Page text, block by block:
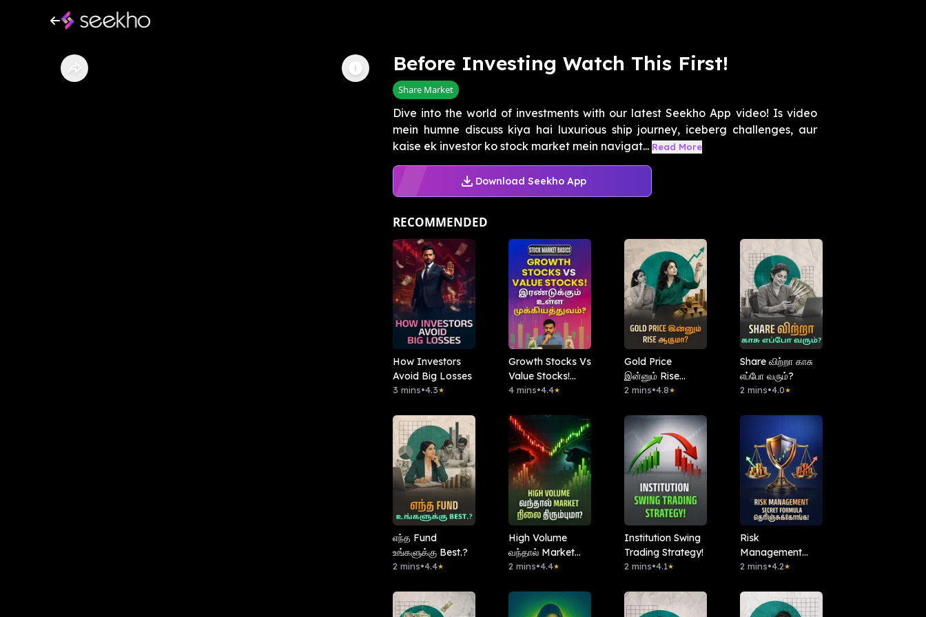
Before Investing Watch This First!
Share Market
Dive into the world of investments with our latest Seekho App video! Is video
mein humne discuss kiya hai luxurious ship journey, iceberg challenges, aur
kaise ek investor ko stock market mein navigat... Read More
Download Seekho App
RECOMMENDED
How Investors
Avoid Big Losses
3 mins•4.3★
Growth Stocks Vs
Value Stocks!
இரண்டுக்கும் உள்ள
4 mins•4.4★
Gold Price
இன்னும் Rise
ஆகுமா?
2 mins•4.8★
Share விற்றா காசு
எப்போ வரும்?
2 mins•4.0★
எந்த Fund
உங்களுக்கு Best.?
2 mins•4.4★
High Volume
வந்தால் Market
நிலை திரும்புமா?
2 mins•4.4★
Institution Swing
Trading Strategy!
2 mins•4.1★
Risk
Management
Secret Formula
2 mins•4.2★